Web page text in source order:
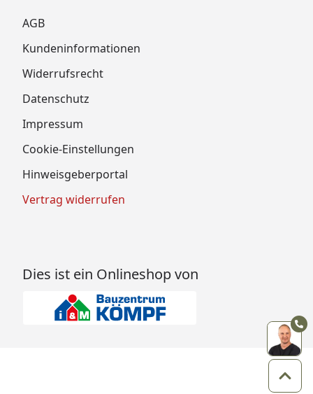
AGB
Kundeninformationen
Widerrufsrecht
Datenschutz
Impressum
Cookie-Einstellungen
Hinweisgeberportal
Vertrag widerrufen
Dies ist ein Onlineshop von